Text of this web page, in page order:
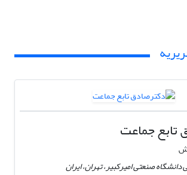
تابع جماعت
صنعتی امیرکبیر، تهران، ایران